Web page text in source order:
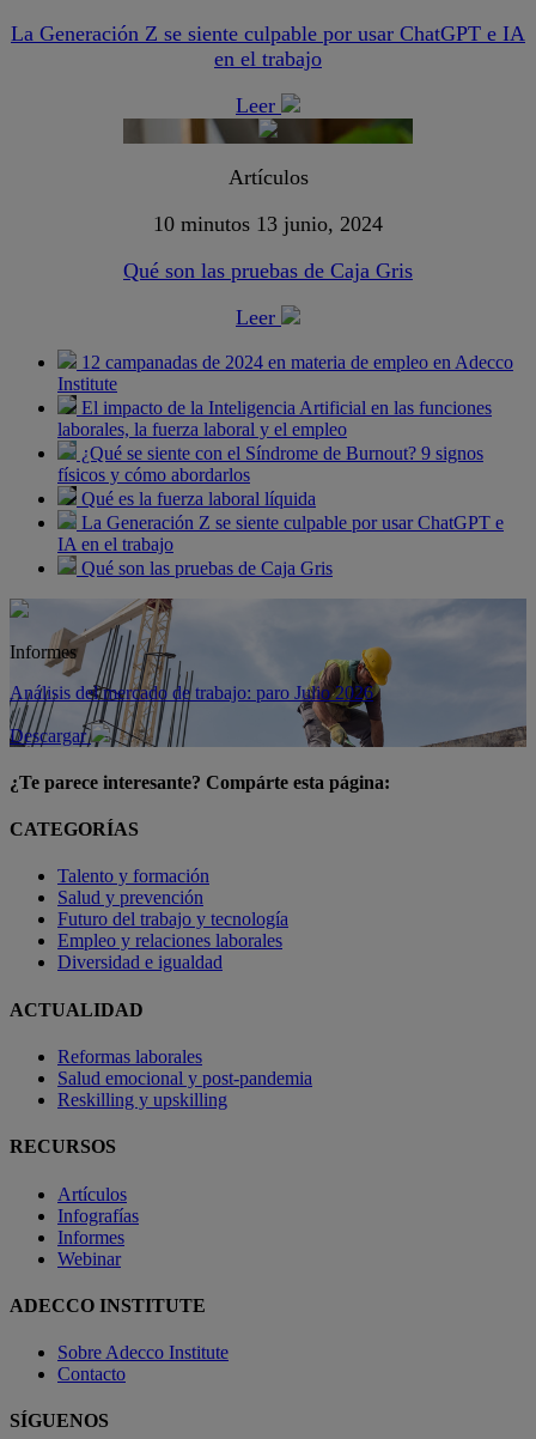
La Generación Z se siente culpable por usar ChatGPT e IA
en el trabajo
Leer
Artículos
10 minutos 13 junio, 2024
Qué son las pruebas de Caja Gris
Leer
12 campanadas de 2024 en materia de empleo en Adecco
Institute
El impacto de la Inteligencia Artificial en las funciones
laborales, la fuerza laboral y el empleo
¿Qué se siente con el Síndrome de Burnout? 9 signos
físicos y cómo abordarlos
Qué es la fuerza laboral líquida
La Generación Z se siente culpable por usar ChatGPT e
IA en el trabajo
Qué son las pruebas de Caja Gris
Informes
Análisis del mercado de trabajo: paro Julio 2026
Descargar
¿Te parece interesante? Compárte esta página:
CATEGORÍAS
Talento y formación
Salud y prevención
Futuro del trabajo y tecnología
Empleo y relaciones laborales
Diversidad e igualdad
ACTUALIDAD
Reformas laborales
Salud emocional y post-pandemia
Reskilling y upskilling
RECURSOS
Artículos
Infografías
Informes
Webinar
ADECCO INSTITUTE
Sobre Adecco Institute
Contacto
SÍGUENOS